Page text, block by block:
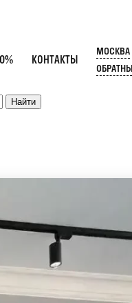
КОНТАКТЫ
МОСКВА